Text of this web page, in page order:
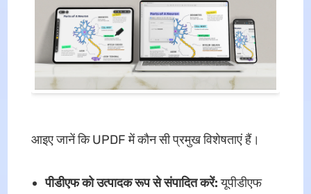
आइए जानें कि UPDF में कौन सी प्रमुख विशेषताएं हैं।
पीडीएफ को उत्पादक रूप से संपादित करें:यूपीडीएफ